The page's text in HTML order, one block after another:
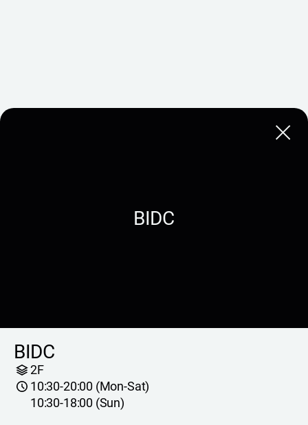
Close
BIDC
BIDC
2F
10:30-20:00 (Mon-Sat)
10:30-18:00 (Sun)